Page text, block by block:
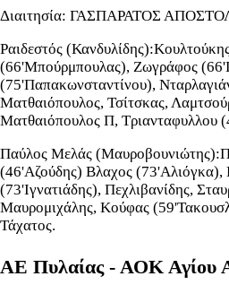
Διαιτησία: ΓΑΣΠΑΡΑΤΟΣ
Ραιδεστός
(66'Μπούρμπουλας), Ζωγράφος
(75'Παπακωνσταντίνου),
Ματθαιόπουλος, Τσίτσκας,
Ματθαιόπουλος Π, Τριανταφυλλου
Παύλος Μελάς
(46'Αζούδης) Βλαχος (73'Αλιόγκα),
(73'Ιγνατιάδης), Πεχλιβανίδης,
Μαυρομιχάλης, Κούφας
Τάχατος.
ΑΕ Πυλαίας - ΑΟΚ Αγίου